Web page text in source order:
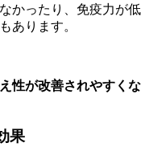
かったり、免疫力が低
あります。
性が改善されやすくな
果